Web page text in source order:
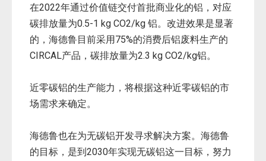
在2022年通过价值链交付首批商业化的铝，对应
碳排放量为0.5-1 kg CO2/kg 铝。改进效果是显著
的，海德鲁目前采用75%的消费后铝废料生产的
CIRCAL产品，碳排放量为2.3 kg CO2/kg铝。
近零碳铝的生产能力，将根据这种近零碳铝的市
场需求来确定。
海德鲁也在为无碳铝开发寻求解决方案。海德鲁
的目标，是到2030年实现无碳铝这一目标，努力